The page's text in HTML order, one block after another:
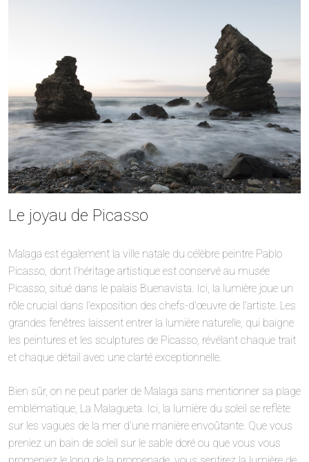
Le joyau de Picasso
Malaga est également la ville natale du célèbre peintre Pablo
Picasso, dont l’héritage artistique est conservé au musée
Picasso, situé dans le palais Buenavista. Ici, la lumière joue un
rôle crucial dans l’exposition des chefs-d’œuvre de l’artiste. Les
grandes fenêtres laissent entrer la lumière naturelle, qui baigne
les peintures et les sculptures de Picasso, révélant chaque trait
et chaque détail avec une clarté exceptionnelle.
Bien sûr, on ne peut parler de Malaga sans mentionner sa plage
emblématique, La Malagueta. Ici, la lumière du soleil se reflète
sur les vagues de la mer d’une manière envoûtante. Que vous
preniez un bain de soleil sur le sable doré ou que vous vous